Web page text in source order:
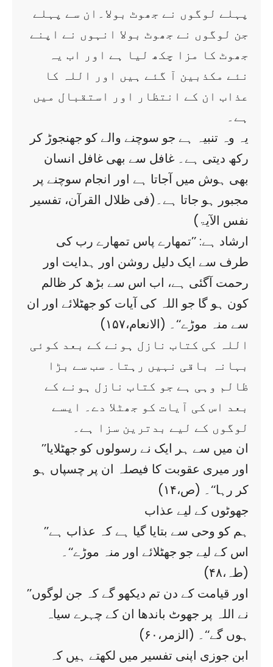
پہلے لوگوں نے جھوٹ بولا۔ان سے پہلے
جن لوگوں نے جھوٹ بولا انہوں نے اپنے
جھوٹ کا مزا چکھ لیا ہے اور اب یہ
نئے مکذبین آ گئے ہیں اور اللہ کا
عذاب ان کے انتظار اور استقبال میں
ہے۔
یہ وہ تنبیہ ہے جو سوچنے والے کو جھنجوڑ کر
رکھ دیتی ہے۔ غافل سے بھی غافل انسان
بھی ہوش میں آجاتا ہے اور انجام سوچنے پر
مجبور ہو جاتا ہے۔(فی ظلال القرآن، تفسیر
نفس الآیۃ)
ارشاد ہے: ’’تمھارے پاس تمھارے رب کی
طرف سے ایک دلیل روشن اور ہدایت اور
رحمت آگئی ہے، اب اس سے بڑھ کر ظالم
کون ہو گا جو اللہ کی آیات کو جھٹلائے اور ان
سے منہ موڑے‘‘۔ (الانعام،۱۵۷)
اللہ کی کتاب نازل ہونے کے بعد کوئی
بہانہ باقی نہیں رہتا۔ سب سے بڑا
ظالم وہی ہے جو کتاب نازل ہونے کے
بعد اس کی آیات کو جھٹلا دے۔ ایسے
لوگوں کے لیے بدترین سزا ہے۔
’’ان میں سے ہر ایک نے رسولوں کو جھٹلایا
اور میری عقوبت کا فیصلہ ان پر چسپاں ہو
کر رہا‘‘۔ (ص،۱۴)
جھوٹوں کے لیے عذاب
’’ہم کو وحی سے بتایا گیا ہے کہ عذاب ہے
اس کے لیے جو جھٹلائے اور منہ موڑے‘‘۔
(طہ،۴۸)
’’اور قیامت کے دن تم دیکھو گے کہ جن لوگوں
نے اللہ پر جھوٹ باندھا ان کے چہرے سیاہ
ہوں گے‘‘۔ (الزمر،۶۰)
ابن جوزی اپنی تفسیر میں لکھتے ہیں کہ